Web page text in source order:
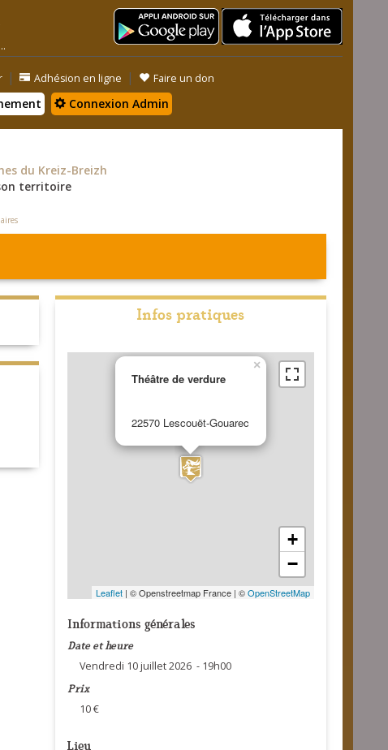
| Adhésion en ligne | Faire un don
Connexion Admin
du Kreiz-Breizh
territoire
Infos pratiques
Théâtre de verdure
22570 Lescouët-Gouarec
×
+
−
Leaflet| © Openstreetmap France | ©OpenStreetMap
Informations générales
Date et heure
Vendredi 10 juillet 2026 - 19h00
Prix
10 €
Lieu